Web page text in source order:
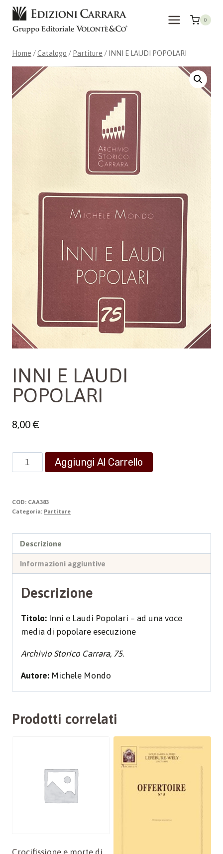
Salta
contenuto
0
Home /Catalogo / Partiture / INNI E LAUDI POPOLARI
INNI E LAUDI
POPOLARI
8,00€
INNI
E
POPOLARI
quantità
Aggiungi Al Carrello
COD: CAA383
Categoria: Partiture
Descrizione
Informazioni aggiuntive
Descrizione
Titolo: Inni e Laudi Popolari – ad una voce
media di popolare esecuzione
Archivio Storico Carrara, 75.
Autore: Michele Mondo
Prodotti correlati